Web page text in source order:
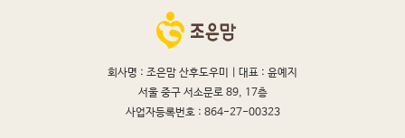
회사명 : 조은맘 산후도우미 | 대표 : 윤예지
서울 중구 서소문로 89, 17층
사업자등록번호 : 864-27-00323